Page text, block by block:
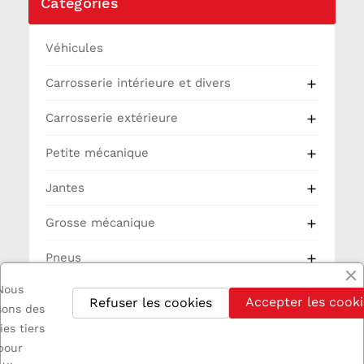
Véhicules
Carrosserie intérieure et divers 
Carrosserie extérieure 
Petite mécanique 
Jantes 
Grosse mécanique 
Pneus 
Partie Cycle
des
tiers
Accepter les
Refuser les cookies